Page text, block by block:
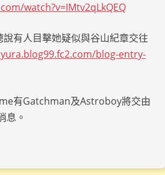
watch?v=IMtv2qLkQEQ
有人目擊她疑似與谷山紀章交往
blog-entry-
有Gatchman及Astroboy將交由
息。